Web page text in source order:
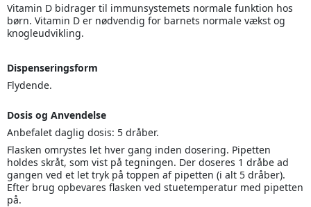
Vitamin D bidrager til immunsystemets normale funktion hos
børn. Vitamin D er nødvendig for barnets normale vækst og
knogleudvikling.
Dispenseringsform
Flydende.
Dosis og Anvendelse
Anbefalet daglig dosis: 5 dråber.
Flasken omrystes let hver gang inden dosering. Pipetten
holdes skråt, som vist på tegningen. Der doseres 1 dråbe ad
gangen ved et let tryk på toppen af pipetten (i alt 5 dråber).
Efter brug opbevares flasken ved stuetemperatur med pipetten
på.